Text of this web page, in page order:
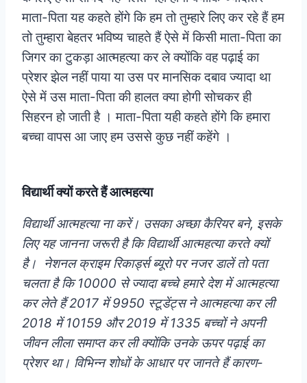
माता-पिता यह कहते होंगे कि हम तो तुम्हारे लिए कर रहे हैं हम
तो तुम्हारा बेहतर भविष्य चाहते हैं ऐसे में किसी माता-पिता का
जिगर का टुकड़ा आत्महत्या कर ले क्योंकि वह पढ़ाई का
प्रेशर झेल नहीं पाया या उस पर मानसिक दबाव ज्यादा था
ऐसे में उस माता-पिता की हालत क्या होगी सोचकर ही
सिहरन हो जाती है । माता-पिता यही कहते होंगे कि हमारा
बच्चा वापस आ जाए हम उससे कुछ नहीं कहेंगे ।
विद्यार्थी क्यों करते हैं आत्महत्या
विद्यार्थी आत्महत्या ना करें। उसका अच्छा कैरियर बने, इसके
लिए यह जानना जरूरी है कि विद्यार्थी आत्महत्या करते क्यों
है। नेशनल क्राइम रिकार्ड्स ब्यूरो पर नजर डालें तो पता
चलता है कि 10000 से ज्यादा बच्चे हमारे देश में आत्महत्या
कर लेते हैं 2017 में 9950 स्टूडेंट्स ने आत्महत्या कर ली
2018 में 10159 और 2019 में 1335 बच्चों ने अपनी
जीवन लीला समाप्त कर ली क्योंकि उनके ऊपर पढ़ाई का
प्रेशर था। विभिन्न शोधों के आधार पर जानते हैं कारण-